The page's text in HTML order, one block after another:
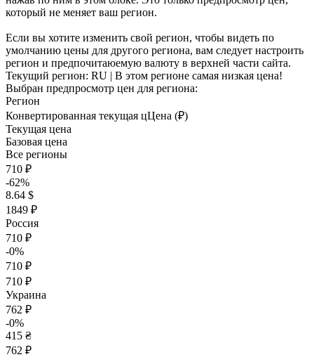
который не меняет ваш регион.
Если вы хотите изменить свой регион, чтобы видеть по
умолчанию цены для другого региона, вам следует настроить
регион и предпочитаюемую валюту в верхней части сайта.
Текущий регион: RU | В этом регионе самая низкая цена!
Выбран предпросмотр цен для региона:
Регион
Конвертированная текущая цЦена (₽)
Текущая цена
Базовая цена
Все регионы
710 ₽
-62%
8.64 $
1849 ₽
Россия
710 ₽
-0%
710 ₽
710 ₽
Украина
762 ₽
-0%
415 ₴
762 ₽